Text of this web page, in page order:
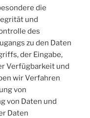
die
und
des
zu den Daten
der Eingabe,
Verfügbarkeit und
wir Verfahren
von
von Daten und
Daten